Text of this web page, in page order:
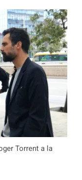
Torrent a la